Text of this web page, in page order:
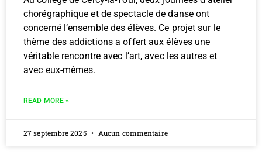
chorégraphique et de spectacle de danse ont
concerné l’ensemble des élèves. Ce projet sur le
thème des addictions a offert aux élèves une
véritable rencontre avec l’art, avec les autres et
avec eux-mêmes.
READ MORE »
27 septembre 2025 Aucun commentaire